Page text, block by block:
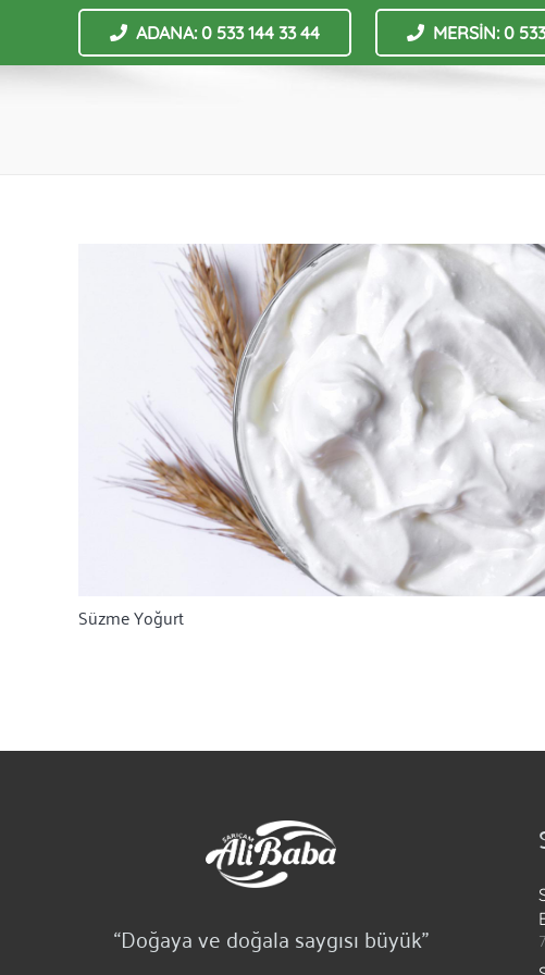
ADANA: 0 533 144 33 44 MERSİN: 0
Süzme Yoğurt
“Doğaya ve doğala saygısı büyük”